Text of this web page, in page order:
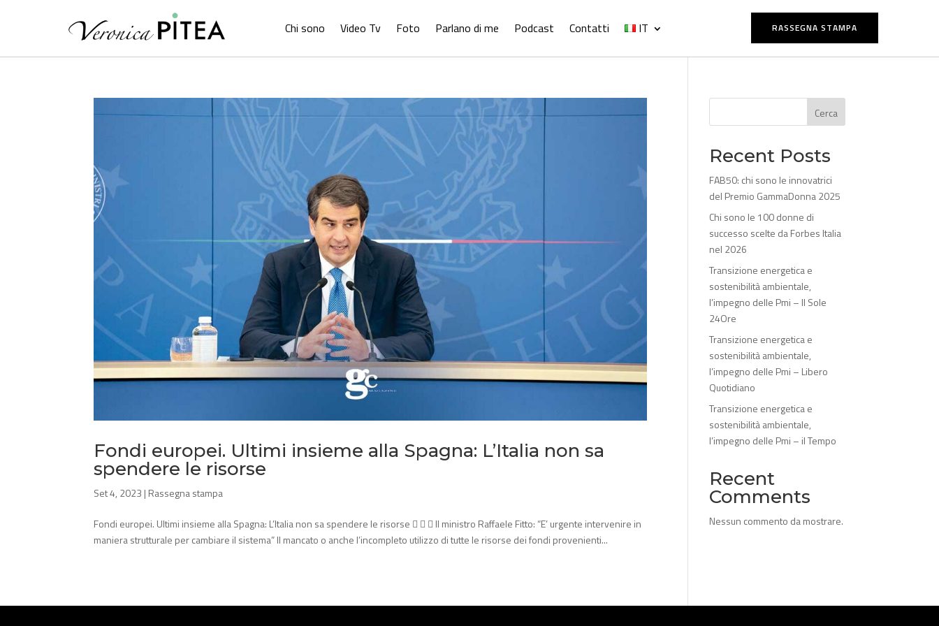
Chi sono Video Tv Foto Parlano di me Podcast Contatti IT RASSEGNA STAMPA
Fondi europei. Ultimi insieme alla Spagna: L’Italia non sa
spendere le risorse
Set 4, 2023 | Rassegna stampa
Fondi europei. Ultimi insieme alla Spagna: L’Italia non sa spendere le risorse    Il ministro Raffaele Fitto: “E’ urgente intervenire in
maniera strutturale per cambiare il sistema” Il mancato o anche l’incompleto utilizzo di tutte le risorse dei fondi provenienti...
Cerca
Recent Posts
FAB50: chi sono le innovatrici
del Premio GammaDonna 2025
Chi sono le 100 donne di
successo scelte da Forbes Italia
nel 2026
Transizione energetica e
sostenibilità ambientale,
l’impegno delle Pmi – Il Sole
24Ore
Transizione energetica e
sostenibilità ambientale,
l’impegno delle Pmi – Libero
Quotidiano
Transizione energetica e
sostenibilità ambientale,
l’impegno delle Pmi – il Tempo
Recent
Comments
Nessun commento da mostrare.